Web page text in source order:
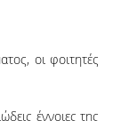
οι φοιτητές
έννοιες της